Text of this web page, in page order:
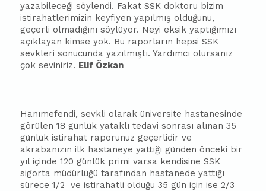
yazabileceği söylendi. Fakat SSK doktoru bizim
istirahatlerimizin keyfiyen yapılmış olduğunu,
geçerli olmadığını söylüyor. Neyi eksik yaptığımızı
açıklayan kimse yok. Bu raporların hepsi SSK
sevkleri sonucunda yazılmıştı. Yardımcı olursanız
çok seviniriz. Elif Özkan
Hanımefendi, sevkli olarak üniversite hastanesinde
görülen 18 günlük yataklı tedavi sonrası alınan 35
günlük istirahat raporunuz geçerlidir ve
akrabanızın ilk hastaneye yattığı günden önceki bir
yıl içinde 120 günlük primi varsa kendisine SSK
sigorta müdürlüğü tarafından hastanede yattığı
sürece 1/2
ve istirahatli olduğu 35 gün için ise 2/3